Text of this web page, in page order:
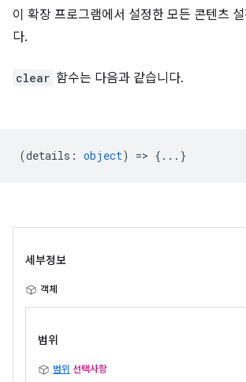
이 확장 프로그램에서 설정한 모든 콘텐츠
다.
clear 함수는 다음과 같습니다.
(details : object) => {...}
세부정보
객체
범위
범위 선택사항